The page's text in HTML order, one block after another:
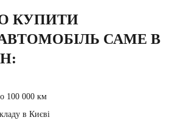
КУПИТИ
САМЕ В
100 000 км
в Києві